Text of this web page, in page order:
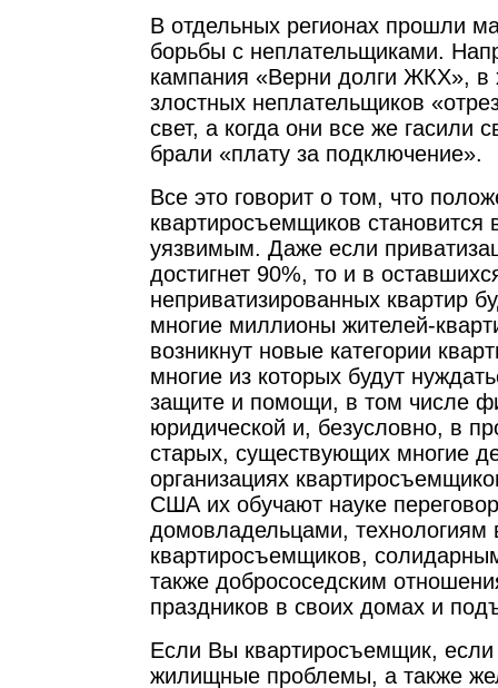
В отдельных регионах прошли
борьбы с неплательщиками.
кампания «Верни долги ЖКХ», в
злостных неплательщиков
свет, а когда они все же гасили
брали «плату за подключение».
Все это говорит о том, что
квартиросъемщиков становится
уязвимым. Даже если
достигнет 90%, то и в
неприватизированных квартир
многие миллионы жителей-
возникнут новые категории
многие из которых будут
защите и помощи, в том числе
юридической и, безусловно, в
старых, существующих многие
организациях
США их обучают науке
домовладельцами, технологиям
квартиросъемщиков,
также добрососедским
праздников в своих домах и
Если Вы квартиросъемщик, если
жилищные проблемы, а также